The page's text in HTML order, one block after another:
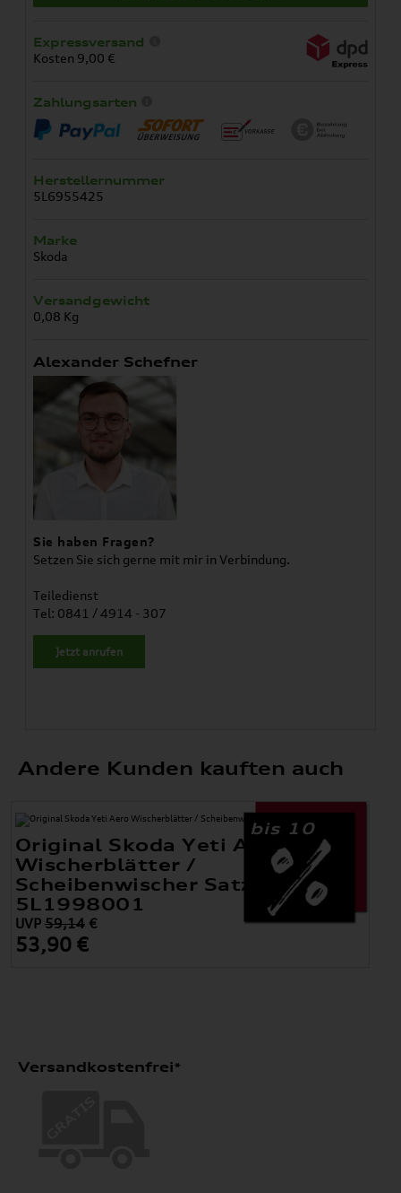
Expressversand
Kosten 9,00 €
Zahlungsarten
Herstellernummer
5L6955425
Marke
Skoda
Versandgewicht
0,08 Kg
Alexander Schefner
Sie haben Fragen?
Setzen Sie sich gerne mit mir in Verbindung.
Teiledienst
Tel: 0841 / 4914 - 307
Jetzt anrufen
Andere Kunden kauften auch
bis 10
Original Skoda Yeti Aero
Wischerblätter /
Scheibenwischer Satz Vorne
5L1998001
UVP 59,14€
53,90 €
Versandkostenfrei*